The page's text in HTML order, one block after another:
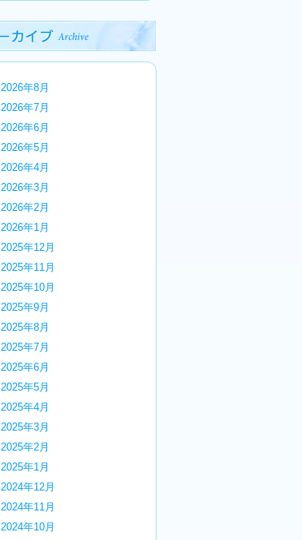
2026年8月
2026年7月
2026年6月
2026年5月
2026年4月
2026年3月
2026年2月
2026年1月
2025年12月
2025年11月
2025年10月
2025年9月
2025年8月
2025年7月
2025年6月
2025年5月
2025年4月
2025年3月
2025年2月
2025年1月
2024年12月
2024年11月
2024年10月